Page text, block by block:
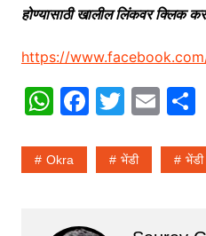
होण्यासाठी खालील लिंकवर क्लिक
https://
W
at
F
c
T
itt
E
ai
S
Okra भेंडी भेंडी